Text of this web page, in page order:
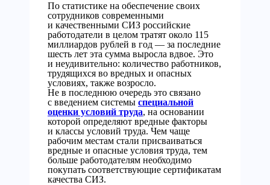
По статистике на обеспечение своих
сотрудников современными
и качественными СИЗ российские
работодатели в целом тратят около 115
миллиардов рублей в год — за последние
шесть лет эта сумма выросла вдвое. Это
и неудивительно: количество работников,
трудящихся во вредных и опасных
условиях, также возросло.
Не в последнюю очередь это связано
с введением системы специальной
оценки условий труда, на основании
которой определяют вредные факторы
и классы условий труда. Чем чаще
рабочим местам стали присваиваться
вредные и опасные условия труда, тем
больше работодателям необходимо
покупать соответствующие сертификатам
качества СИЗ.